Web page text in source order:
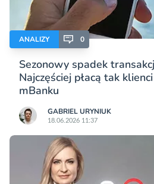
ANALIZY 0
Sezonowy spadek
Najczęściej płacą tak
mBanku
GABRIEL URYNIUK
18.06.2026 11:37